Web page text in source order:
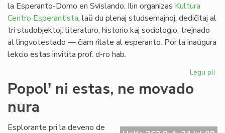
la Esperanto-Domo en Svislando. Ilin organizas Kultura
Centro Esperantista, laŭ du plenaj studsemajnoj, dediĉitaj al
tri studobjektoj: literaturo, historio kaj sociologio, trejnado
al lingvotestado — ĉiam rilate al esperanto. Por la inaŭgura
lekcio estas invitita prof. d-ro hab.
Legu pli
Popol' ni estas, ne movado
nura
Esplorante pri la deveno de